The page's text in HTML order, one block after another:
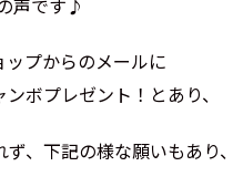
プからのメールに
ボプレゼント！とあり、
、下記の様な願いもあり、